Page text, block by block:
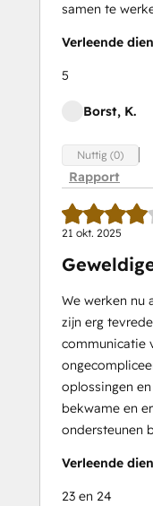
samen te
Verleende
5
Borst, K.
Nuttig (0)
Rapport
21 okt. 2025
We werken nu
zijn erg
communicatie
oplossingen
bekwame en
ondersteunen
Verleende
23 en 24